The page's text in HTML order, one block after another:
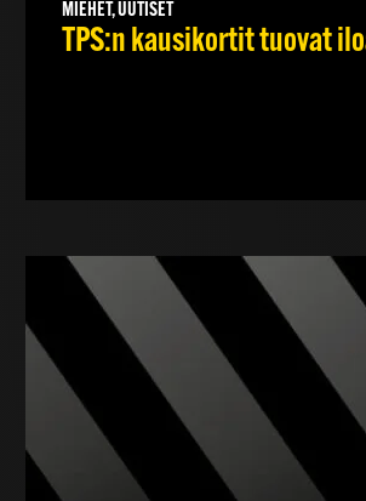
MIEHET, UUTISET
TPS:n kausikortit tuovat